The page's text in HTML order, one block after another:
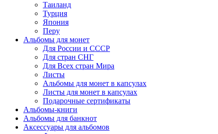
Таиланд
Турция
Япония
Перу
Альбомы для монет
Для России и СССР
Для стран СНГ
Для Всех стран Мира
Листы
Альбомы для монет в капсулах
Листы для монет в капсулах
Подарочные сертификаты
Альбомы-книги
Альбомы для банкнот
Аксессуары для альбомов